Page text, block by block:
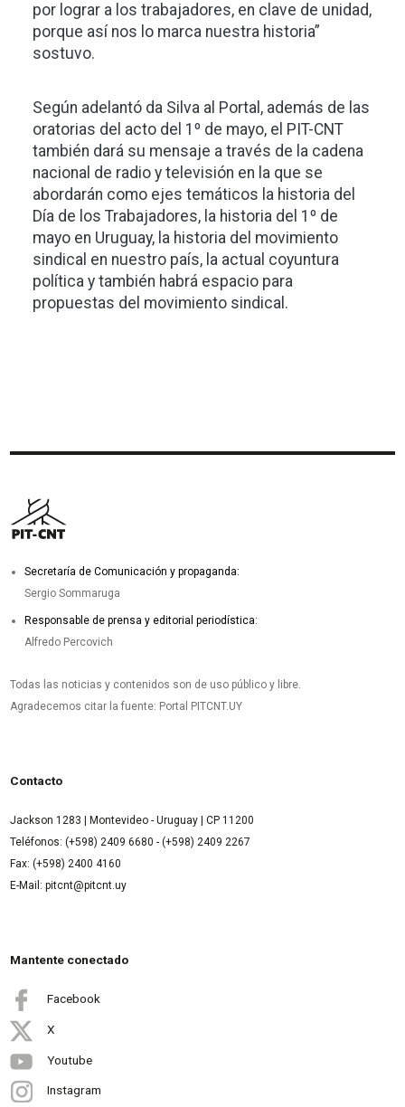
por lograr a los trabajadores, en clave de unidad,
porque así nos lo marca nuestra historia”
sostuvo.
Según adelantó da Silva al Portal, además de las
oratorias del acto del 1º de mayo, el PIT-CNT
también dará su mensaje a través de la cadena
nacional de radio y televisión en la que se
abordarán como ejes temáticos la historia del
Día de los Trabajadores, la historia del 1º de
mayo en Uruguay, la historia del movimiento
sindical en nuestro país, la actual coyuntura
política y también habrá espacio para
propuestas del movimiento sindical.
Secretaría de Comunicación y propaganda:
Sergio Sommaruga
Responsable de prensa y editorial periodística:
Alfredo Percovich
Todas las noticias y contenidos son de uso público y libre.
Agradecemos citar la fuente: Portal PITCNT.UY
Contacto
Jackson 1283 | Montevideo - Uruguay | CP 11200
Teléfonos: (+598) 2409 6680 - (+598) 2409 2267
Fax: (+598) 2400 4160
E-Mail: pitcnt@pitcnt.uy
Mantente conectado
Facebook
X
Youtube
Instagram